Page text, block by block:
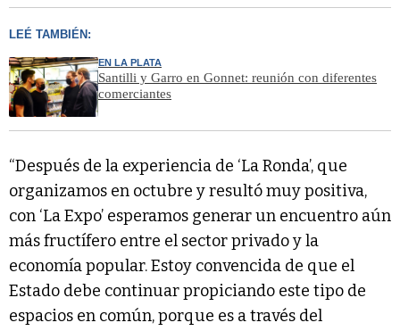
LEÉ TAMBIÉN:
EN LA PLATA
Santilli y Garro en Gonnet: reunión con diferentes
comerciantes
“Después de la experiencia de ‘La Ronda’, que
organizamos en octubre y resultó muy positiva,
con ‘La Expo’ esperamos generar un encuentro aún
más fructífero entre el sector privado y la
economía popular. Estoy convencida de que el
Estado debe continuar propiciando este tipo de
espacios en común, porque es a través del